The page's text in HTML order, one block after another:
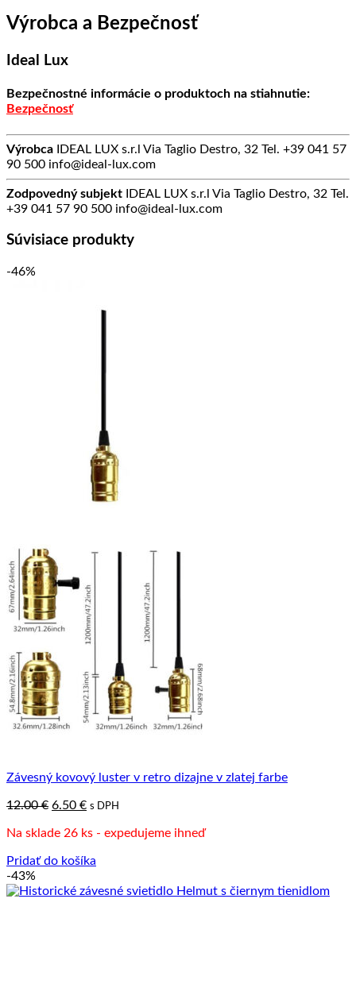
Výrobca a Bezpečnosť
Ideal Lux
Bezpečnostné informácie o produktoch na stiahnutie:
Bezpečnosť
Výrobca IDEAL LUX s.r.l Via Taglio Destro, 32 Tel. +39 041 57
90 500 info@ideal-lux.com
Zodpovedný subjekt IDEAL LUX s.r.l Via Taglio Destro, 32 Tel.
+39 041 57 90 500 info@ideal-lux.com
Súvisiace produkty
-46%
Závesný kovový luster v retro dizajne v zlatej farbe
12.00€ Pôvodná
bola:
6.50 €Aktuálna
je:
s DPH
Na sklade 26 ks - expedujeme ihneď
Pridať do košíka
-43%